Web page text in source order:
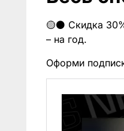
🟡⚫️ Скидка
– на год.
Оформи